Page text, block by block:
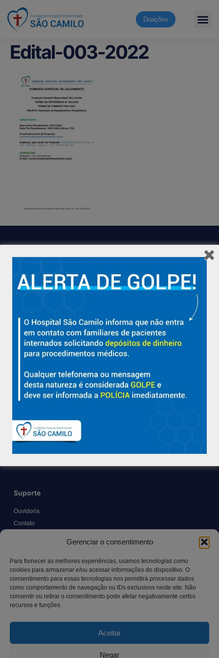
Gerenciar o consentimento
Para fornecer as melhores experiências, usamos tecnologias como
cookies para armazenar e/ou acessar informações do dispositivo. O
consentimento para essas tecnologias nos permitirá processar dados
como comportamento de navegação ou IDs exclusivos neste site. Não
consentir ou retirar o consentimento pode afetar negativamente certos
recursos e funções.
Aceitar
Negar
Doações
Edital-003-2022
Hospital São Camilo – há mais de 50 anos cuidando da saúde
com qualidade, acolhimento e compromisso com a vida em
Aracruz e região.
Sobre
Diretorias
Políticas e Normas
Trabalhe Conosco
Suporte
Ouvidoria
Contato
Canal LGPD e Segurança da Informação
Contato